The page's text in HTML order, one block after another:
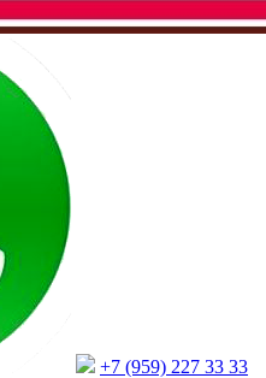
+7 (959) 227 33 33